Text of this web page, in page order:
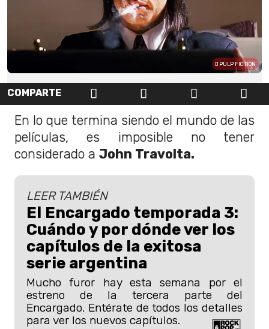
PULP FICTION
COMPARTE
En lo que termina siendo el mundo de las
películas, es imposible no tener
considerado a John Travolta.
LEER TAMBIÉN
El Encargado temporada 3:
Cuándo y por dónde ver los
capítulos de la exitosa
serie argentina
Mucho furor hay esta semana por el
estreno de la tercera parte del
Encargado. Entérate de todos los detalles
para ver los nuevos capítulos.